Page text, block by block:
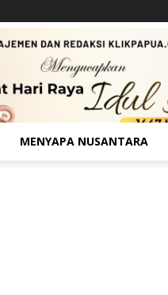
MENYAPA NUSANTARA